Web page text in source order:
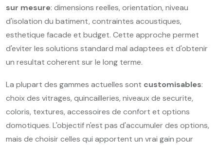
sur mesure: dimensions reelles, orientation, niveau
d'isolation du batiment, contraintes acoustiques,
esthetique facade et budget. Cette approche permet
d'eviter les solutions standard mal adaptees et d'obtenir
un resultat coherent sur le long terme.
La plupart des gammes actuelles sont customisables:
choix des vitrages, quincailleries, niveaux de securite,
coloris, textures, accessoires de confort et options
domotiques. L'objectif n'est pas d'accumuler des options,
mais de choisir celles qui apportent un vrai gain pour